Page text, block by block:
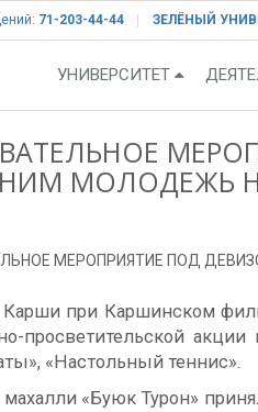
71-203-44-44 ЗЕЛЁНЫЙ
УНИВЕРСИТЕТ
МОЛОДЕЖЬ
МЕРОПРИЯТИЕ ПОД
Карши при Каршинском
просветительской
«Настольный теннис».
«Буюк Турон»